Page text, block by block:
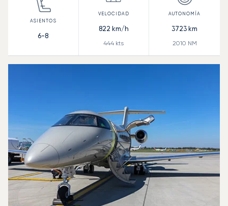
6-8
822 km/h
444 kts
3723 km
2010 NM